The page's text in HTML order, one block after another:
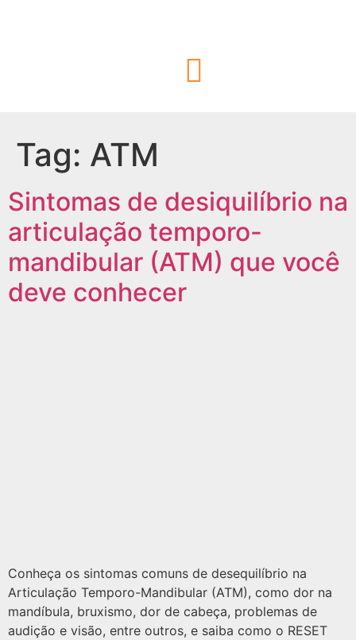
Tag: ATM
Sintomas de desiquilíbrio na
articulação temporo-
mandibular (ATM) que você
deve conhecer
Conheça os sintomas comuns de desequilíbrio na
Articulação Temporo-Mandibular (ATM), como dor na
mandíbula, bruxismo, dor de cabeça, problemas de
audição e visão, entre outros, e saiba como o RESET